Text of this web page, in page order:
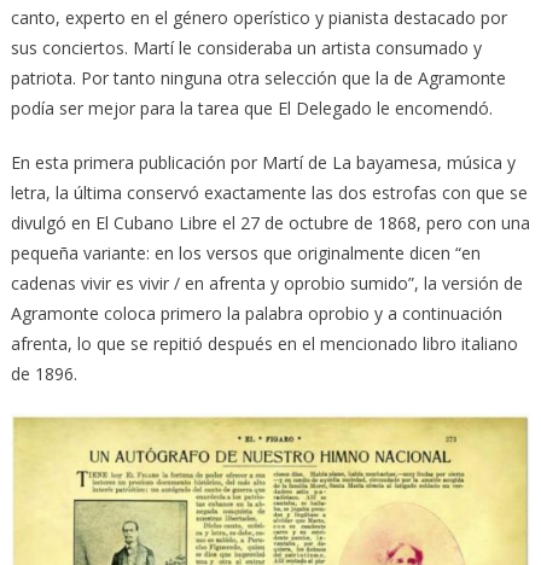
canto, experto en el género operístico y pianista destacado por
sus conciertos. Martí le consideraba un artista consumado y
patriota. Por tanto ninguna otra selección que la de Agramonte
podía ser mejor para la tarea que El Delegado le encomendó.
En esta primera publicación por Martí de La bayamesa, música y
letra, la última conservó exactamente las dos estrofas con que se
divulgó en El Cubano Libre el 27 de octubre de 1868, pero con una
pequeña variante: en los versos que originalmente dicen “en
cadenas vivir es vivir / en afrenta y oprobio sumido”, la versión de
Agramonte coloca primero la palabra oprobio y a continuación
afrenta, lo que se repitió después en el mencionado libro italiano
de 1896.